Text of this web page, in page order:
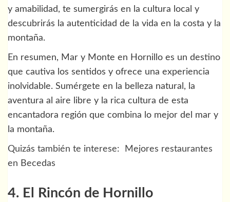
y amabilidad, te sumergirás en la cultura local y
descubrirás la autenticidad de la vida en la costa y la
montaña.
En resumen, Mar y Monte en Hornillo es un destino
que cautiva los sentidos y ofrece una experiencia
inolvidable. Sumérgete en la belleza natural, la
aventura al aire libre y la rica cultura de esta
encantadora región que combina lo mejor del mar y
la montaña.
Quizás también te interese:
Mejores restaurantes
en Becedas
4. El Rincón de Hornillo